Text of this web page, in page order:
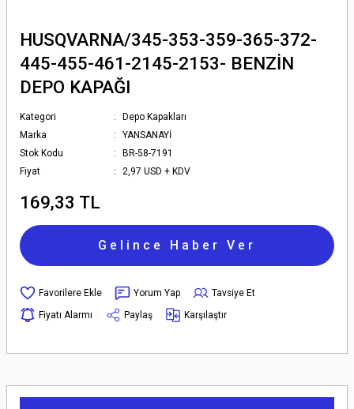
HUSQVARNA/345-353-359-365-372-
445-455-461-2145-2153- BENZİN
DEPO KAPAĞI
Kategori
Depo Kapakları
Marka
YANSANAYİ
Stok Kodu
BR-58-7191
Fiyat
2,97 USD + KDV
169,33 TL
Gelince Haber Ver
Yorum Yap
Tavsiye Et
Fiyatı Alarmı
Paylaş Karşılaştır